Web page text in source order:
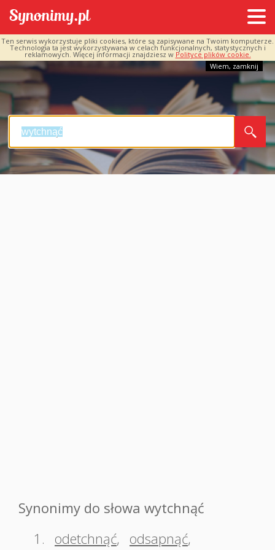
Ten serwis wykorzystuje pliki cookies, które są zapisywane na Twoim komputerze.
Technologia ta jest wykorzystywana w celach funkcjonalnych, statystycznych i
reklamowych. Więcej informacji znajdziesz w Polityce plików cookie.
Wiem, zamknij
Synonimy do słowa wytchnąć
1.
odetchnąć, odsapnąć,